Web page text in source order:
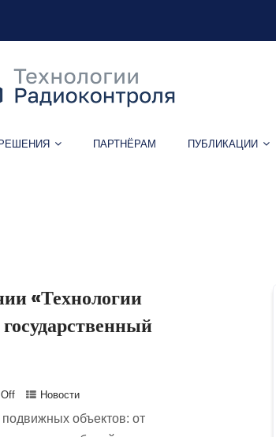
ПАРТНЁРАМ ПУБЛИКАЦИИ
«Технологии
Off Новости
объектов: от